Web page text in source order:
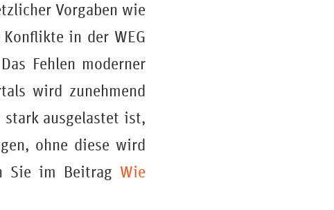
Vorgaben wie
in der WEG
Fehlen moderner
wird zunehmend
ausgelastet ist,
ohne diese wird
Sie im Beitrag Wie